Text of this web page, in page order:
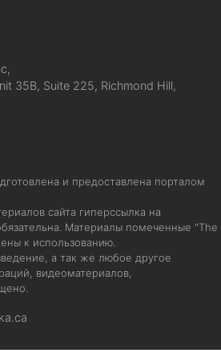
35B, Suite 225, Richmond Hill,
и предоставлена порталом
сайта гиперссылка на
Материалы помеченные "The
к использованию.
а так же любое другое
видеоматериалов,